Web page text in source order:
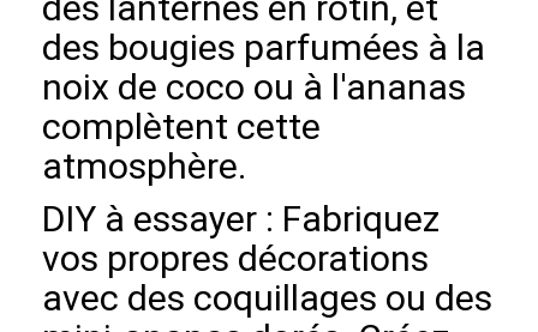
des bougies parfumées à la
noix de coco ou à l'ananas
complètent cette
atmosphère.
DIY à essayer : Fabriquez
vos propres décorations
avec des coquillages ou des